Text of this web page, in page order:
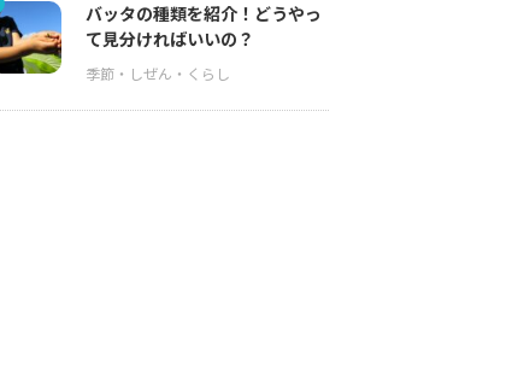
バッタの種類を紹介！どうやっ
て見分ければいいの？